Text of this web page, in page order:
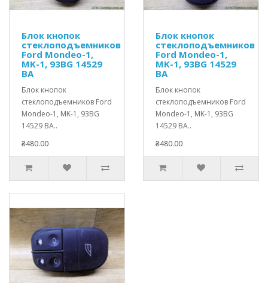
Блок кнопок
стеклоподъемников
Ford Mondeo-1,
MK-1, 93BG 14529
BA
Блок кнопок
стеклоподъемников Ford
Mondeo-1, MK-1, 93BG
14529 BA..
₴480.00
Блок кнопок
стеклоподъемников
Ford Mondeo-1,
MK-1, 93BG 14529
BA
Блок кнопок
стеклоподъемников Ford
Mondeo-1, MK-1, 93BG
14529 BA..
₴480.00